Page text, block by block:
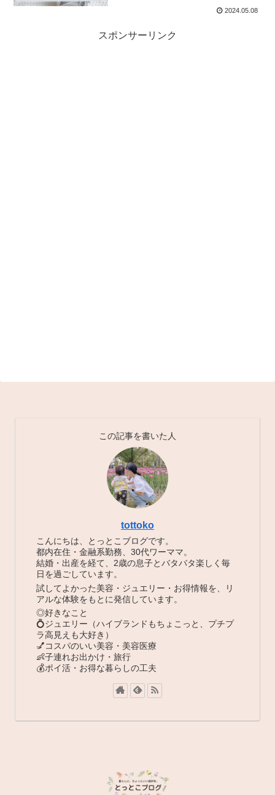
2024.05.08
スポンサーリンク
この記事を書いた人
tottoko
こんにちは、とっとこブログです。
都内在住・金融系勤務、30代ワーママ。
結婚・出産を経て、2歳の息子とバタバタ楽しく毎
日を過ごしています。
試してよかった美容・ジュエリー・お得情報を、リ
アルな体験をもとに発信しています。
◎好きなこと
💍ジュエリー（ハイブランドもちょこっと、プチプ
ラ高見えも大好き）
💅コスパのいい美容・美容医療
👶子連れお出かけ・旅行
💰ポイ活・お得な暮らしの工夫